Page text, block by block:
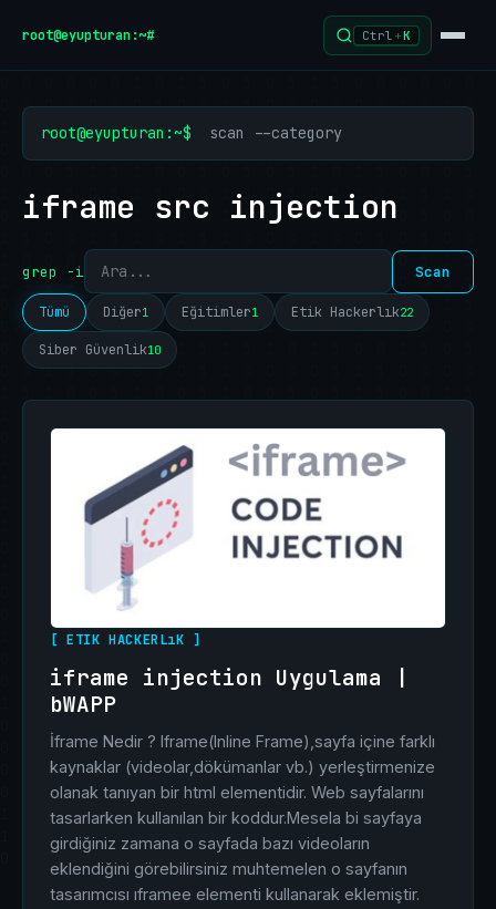
root@eyupturan:~# Ctrl +K
root@eyupturan:~$ scan --category
iframe src injection
grep -i Scan
Tümü Diğer1 Eğitimler1 Etik Hackerlık22
Siber Güvenlik10
[ ETIK HACKERLıK ]
iframe injection Uygulama |
bWAPP
İframe Nedir ? Iframe(Inline Frame),sayfa içine farklı
kaynaklar (videolar,dökümanlar vb.) yerleştirmenize
olanak tanıyan bir html elementidir. Web sayfalarını
tasarlarken kullanılan bir koddur.Mesela bi sayfaya
girdiğiniz zamana o sayfada bazı videoların
eklendiğini görebilirsiniz muhtemelen o sayfanın
tasarımcısı ıframee elementi kullanarak eklemiştir.